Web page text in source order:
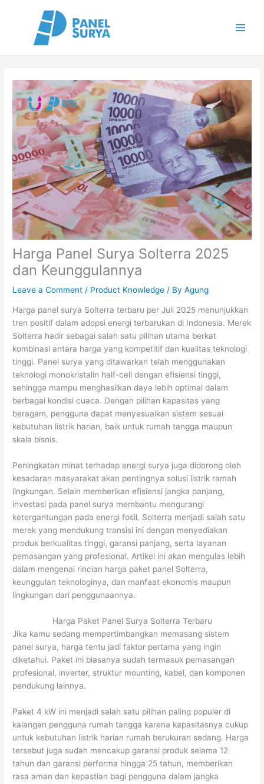
Harga Panel Surya Solterra 2025
dan Keunggulannya
Leave a Comment / Product Knowledge / ByAgung
Harga panel surya Solterra terbaru per Juli 2025 menunjukkan
tren positif dalam adopsi energi terbarukan di Indonesia. Merek
Solterra hadir sebagai salah satu pilihan utama berkat
kombinasi antara harga yang kompetitif dan kualitas teknologi
tinggi. Panel surya yang ditawarkan telah menggunakan
teknologi monokristalin half-cell dengan efisiensi tinggi,
sehingga mampu menghasilkan daya lebih optimal dalam
berbagai kondisi cuaca. Dengan pilihan kapasitas yang
beragam, pengguna dapat menyesuaikan sistem sesuai
kebutuhan listrik harian, baik untuk rumah tangga maupun
skala bisnis.
Peningkatan minat terhadap energi surya juga didorong oleh
kesadaran masyarakat akan pentingnya solusi listrik ramah
lingkungan. Selain memberikan efisiensi jangka panjang,
investasi pada panel surya membantu mengurangi
ketergantungan pada energi fosil. Solterra menjadi salah satu
merek yang mendukung transisi ini dengan menyediakan
produk berkualitas tinggi, garansi panjang, serta layanan
pemasangan yang profesional. Artikel ini akan mengulas lebih
dalam mengenai rincian harga paket panel Solterra,
keunggulan teknologinya, dan manfaat ekonomis maupun
lingkungan dari penggunaannya.
Harga Paket Panel Surya Solterra Terbaru
Jika kamu sedang mempertimbangkan memasang sistem
panel surya, harga tentu jadi faktor pertama yang ingin
diketahui. Paket ini biasanya sudah termasuk pemasangan
profesional, inverter, struktur mounting, kabel, dan komponen
pendukung lainnya.
Paket 4 kW ini menjadi salah satu pilihan paling populer di
kalangan pengguna rumah tangga karena kapasitasnya cukup
untuk kebutuhan listrik harian rumah berukuran sedang. Harga
tersebut juga sudah mencakup garansi produk selama 12
tahun dan garansi performa hingga 25 tahun, memberikan
rasa aman dan kepastian bagi pengguna dalam jangka